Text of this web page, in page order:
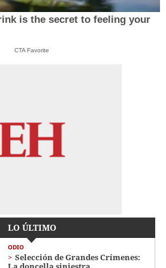
is the secret to feeling your
CTA Favorite
LO ÚLTIMO
ODIO
Selección de Grandes Crímenes: